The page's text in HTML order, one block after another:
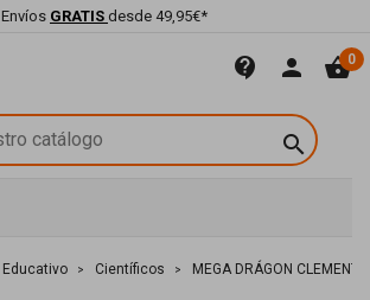
Envíos GRATIS desde 49,95€*
contact_support person shopping_basket0

Educativo Científicos MEGA DRÁGON